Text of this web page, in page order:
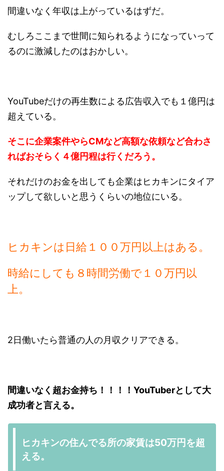
間違いなく年収は上がっているはずだ。
むしろここまで世間に知られるようになっていって
るのに激減したのはおかしい。
YouTubeだけの再生数による広告収入でも１億円は
超えている。
そこに企業案件やらCMなど高額な依頼など合わさ
ればおそらく４億円程は行くだろう。
それだけのお金を出しても企業はヒカキンにタイア
ップして欲しいと思うくらいの地位にいる。
ヒカキンは日給１００万円以上はある。
時給にしても８時間労働で１０万円以
上。
2日働いたら普通の人の月収クリアできる。
間違いなく超お金持ち！！！！YouTuberとして大
成功者と言える。
ヒカキンの住んでる所の家賃は50万円を超
える。